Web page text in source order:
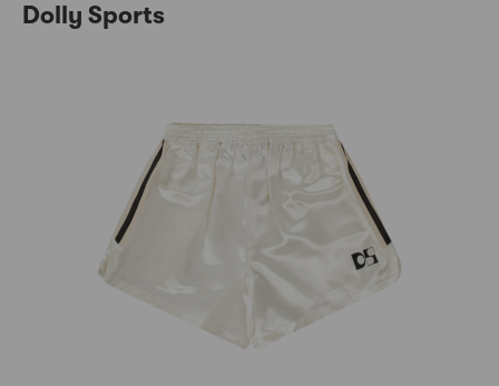
Dolly Sports